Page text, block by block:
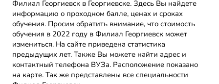
Филиал Георгиевск в Георгиевске. Здесь Вы найдете
информацию о проходном балле, ценах и сроках
обучения. Просим обратить внимание, что стоимость
обучения в 2022 году в Филиал Георгиевск может
измениться. На сайте приведена статистика
предыдущих лет. Также Вы можете найти адрес и
контактный телефона ВУЗа. Расположение показано
на карте. Так же представлены все специальности